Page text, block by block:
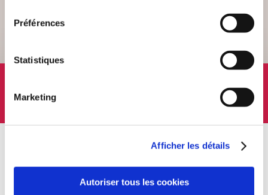
Préférences
Statistiques
Marketing
Afficher les détails
Autoriser tous les cookies
Remises quantités -42%